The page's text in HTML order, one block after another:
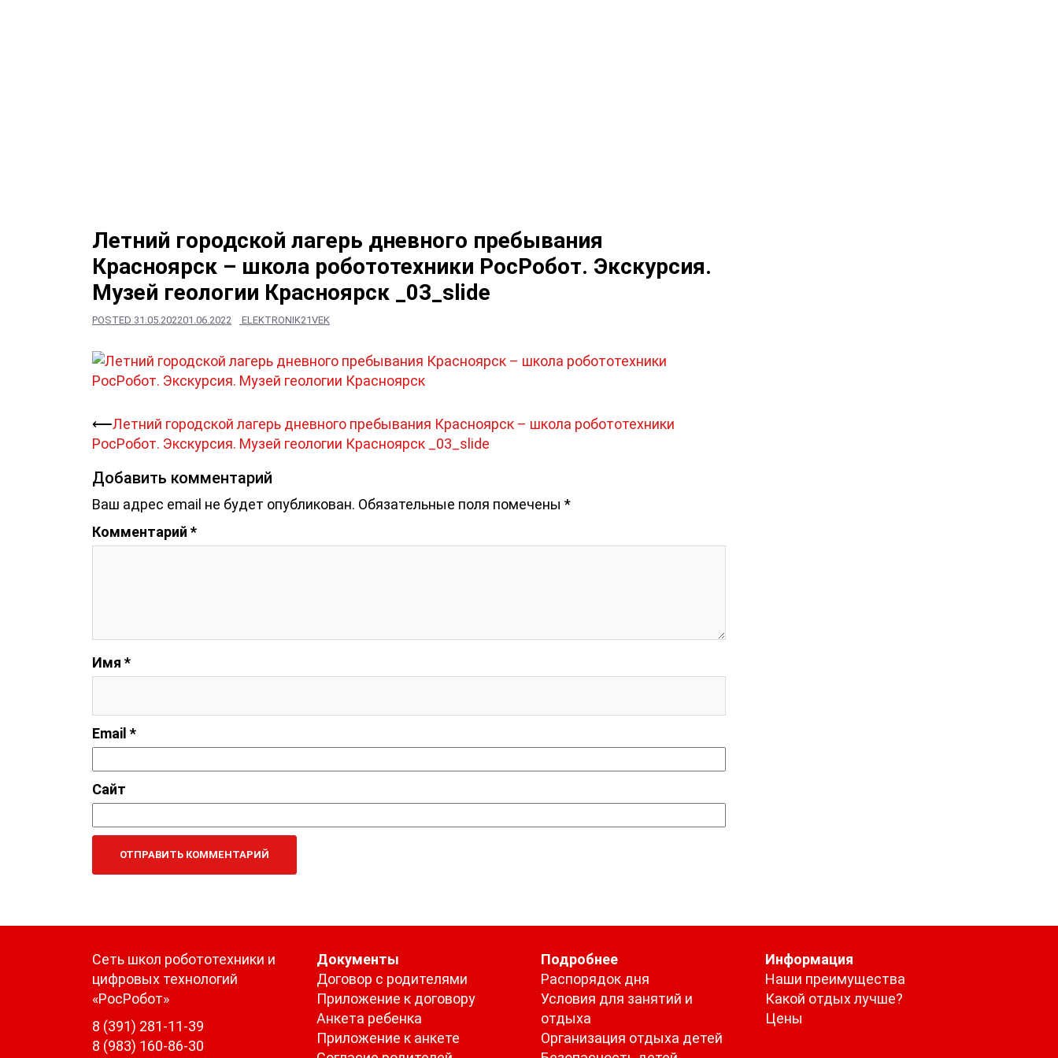
Летний городской лагерь дневного пребывания
Красноярск – школа робототехники РосРобот. Экскурсия.
Музей геологии Красноярск _03_slide
POSTED 31.05.202201.06.2022 ELEKTRONIK21VEK
Навигация
записи
⟵Летний городской лагерь дневного пребывания Красноярск – школа робототехники
РосРобот. Экскурсия. Музей геологии Красноярск _03_slide
Добавить комментарий
Ваш адрес email не будет опубликован. Обязательные поля помечены *
Комментарий *
Имя *
Email *
Сайт
Сеть школ робототехники и
цифровых технологий
«РосРобот»
8 (391) 281-11-39
8 (983) 160-86-30
Документы
Договор с родителями
Приложение к договору
Анкета ребенка
Приложение к анкете
Подробнее
Распорядок дня
Условия для занятий и
отдыха
Организация отдыха детей
Информация
Наши преимущества
Какой отдых лучше?
Цены